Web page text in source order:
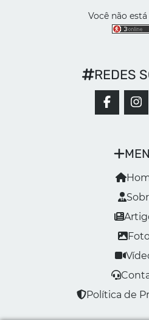
Você não
Política de
REDES